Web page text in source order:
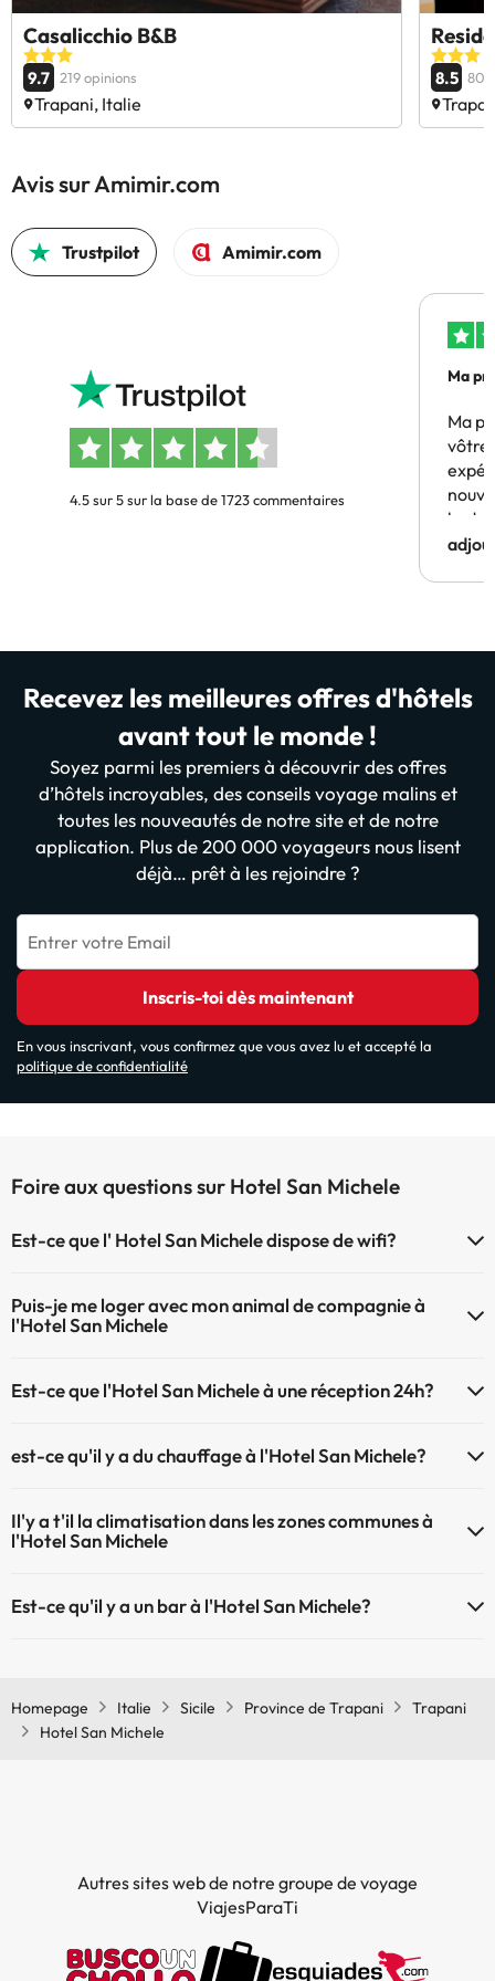
Casalicchio B&B
9.7 219 opinions
Trapani, Italie
8.5 803
Avis sur Amimir.com
Trustpilot Amimir.com
4.5 sur 5 sur la base de 1723 commentaires
Ma
Ma
vôtre
Recevez les meilleures offres d'hôtels
avant tout le monde !
Soyez parmi les premiers à découvrir des offres
d’hôtels incroyables, des conseils voyage malins et
toutes les nouveautés de notre site et de notre
application. Plus de 200 000 voyageurs nous lisent
déjà… prêt à les rejoindre ?
Entrer votre Email
Inscris-toi dès maintenant
En vous inscrivant, vous confirmez que vous avez lu et accepté la
politique de confidentialité
Foire aux questions sur Hotel San Michele
Est-ce que l' Hotel San Michele dispose de wifi?
Puis-je me loger avec mon animal de compagnie à
l'Hotel San Michele
admis.
Est-ce que l'Hotel San Michele à une réception 24h?
est-ce qu'il y a du chauffage à l'Hotel San Michele?
communes
Il'y a t'il la climatisation dans les zones communes à
l'Hotel San Michele
Est-ce qu'il y a un bar à l'Hotel San Michele?
Homepage Italie Sicile Province de Trapani
Trapani
Hotel San Michele
Autres sites web de notre groupe de voyage
ViajesParaTi